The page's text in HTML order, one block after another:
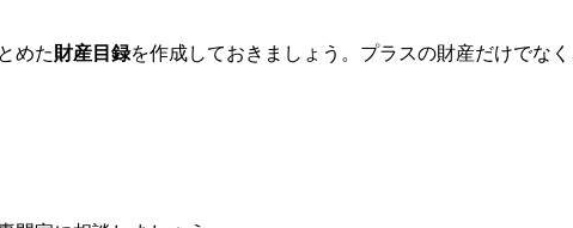
めた財産目録を作成しておきましょう。プラスの財産だけでな